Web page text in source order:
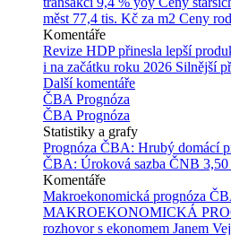
měst 77,4 tis. Kč za m2 Ceny
Komentáře
Revize HDP přinesla lepší
i na začátku roku 2026 Silnější
Další komentáře
ČBA Prognóza
ČBA Prognóza
Statistiky a grafy
Prognóza ČBA: Hrubý domácí
ČBA: Úroková sazba ČNB 3,50
Komentáře
Makroekonomická prognóza
MAKROEKONOMICKÁ
rozhovor s ekonomem Janem